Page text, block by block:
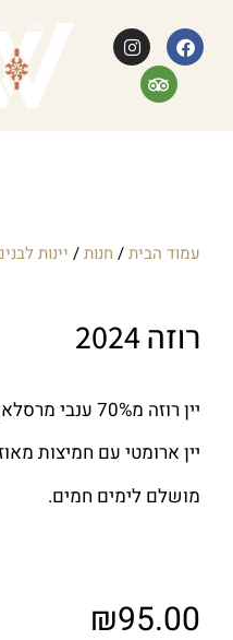
עמוד הבית/ חנות/ יינות
רוזה 2024
יין רוזה מ70% ענבי מרסלאן ו30% מלבק שנסחטו והופרדו מידית מקליפותיהם.
יין ארומטי עם חמיצות
מושלם לימים חמים.
₪95.00